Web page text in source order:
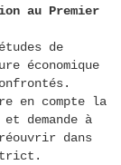
au Premier
de
économique
en compte la
demande à
dans